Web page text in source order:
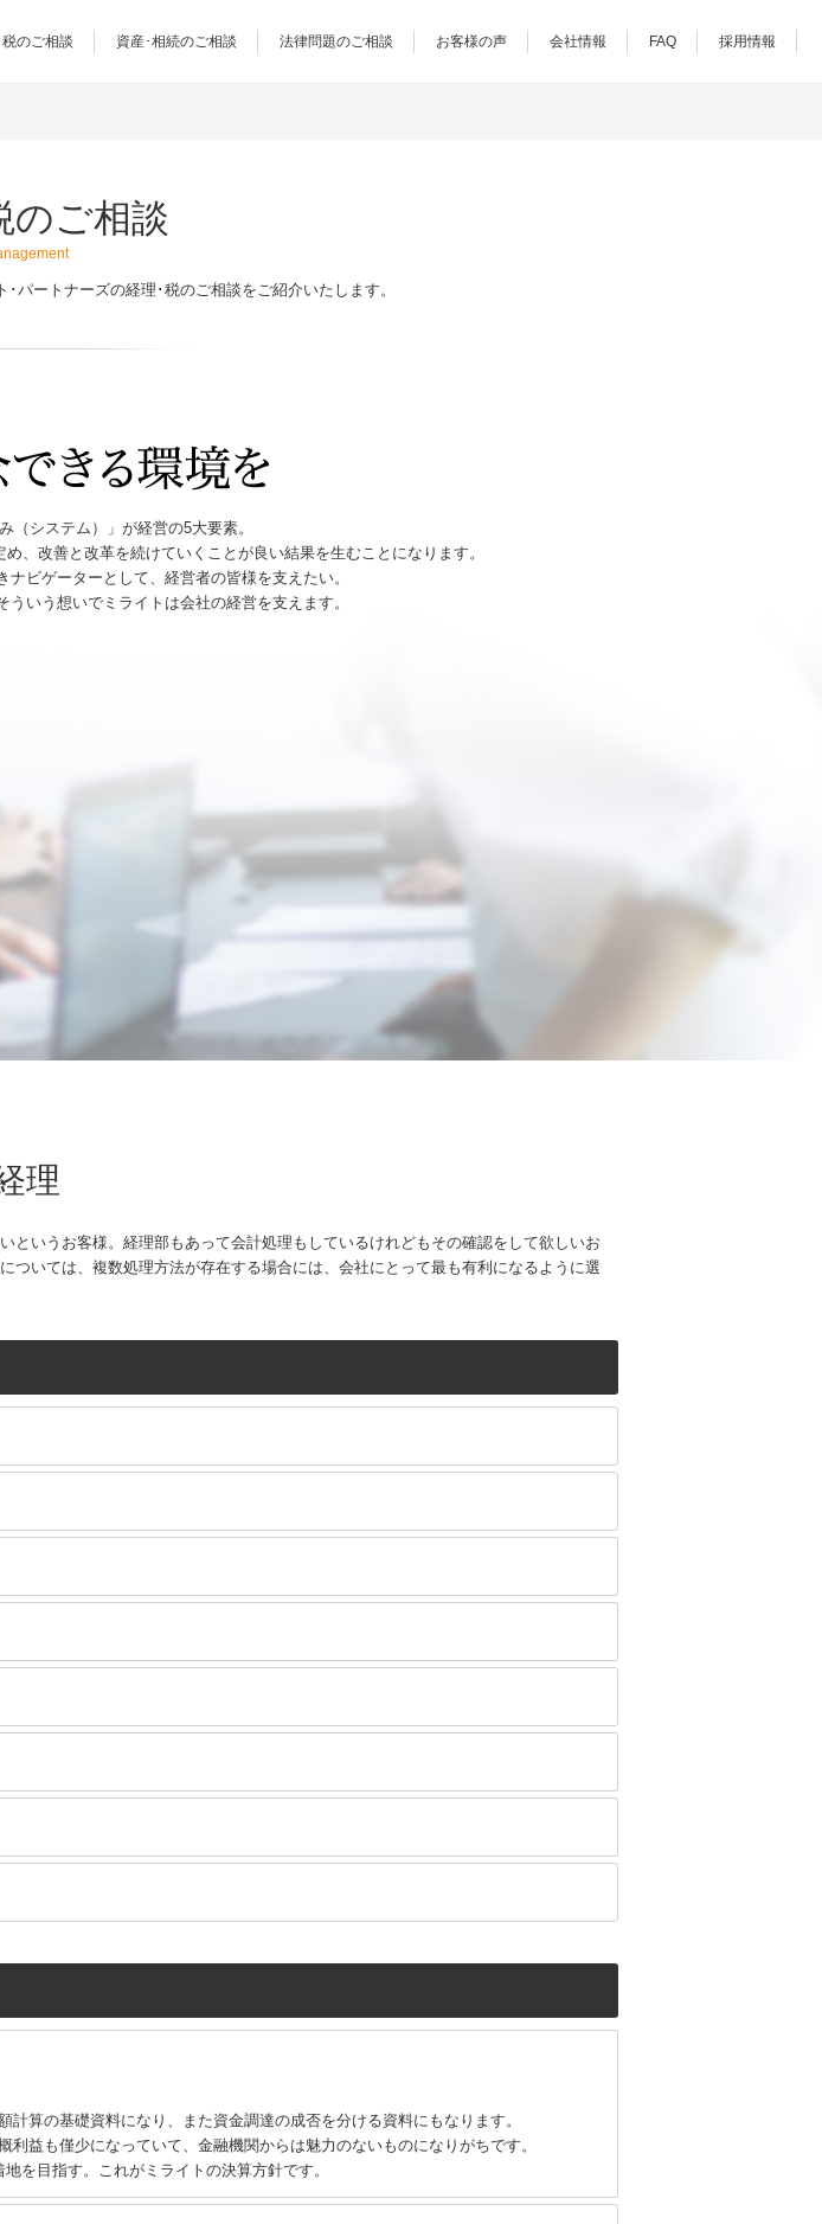
のご相談 資産･相続のご相談 法律問題のご相談 お客様の声 会社情報 FAQ 採用情報
のご相談
パートナーズの経理･税のご相談をご紹介いたします。
（システム）」が経営の5大要素。
、改善と改革を続けていくことが良い結果を生むことになります。
ビゲーターとして、経営者の皆様を支えたい。
いう想いでミライトは会社の経営を支えます。
理
いうお客様。経理部もあって会計処理もしているけれどもその確認をして欲しいお
いては、複数処理方法が存在する場合には、会社にとって最も有利になるように選
算の基礎資料になり、また資金調達の成否を分ける資料にもなります。
益も僅少になっていて、金融機関からは魅力のないものになりがちです。
を目指す。これがミライトの決算方針です。